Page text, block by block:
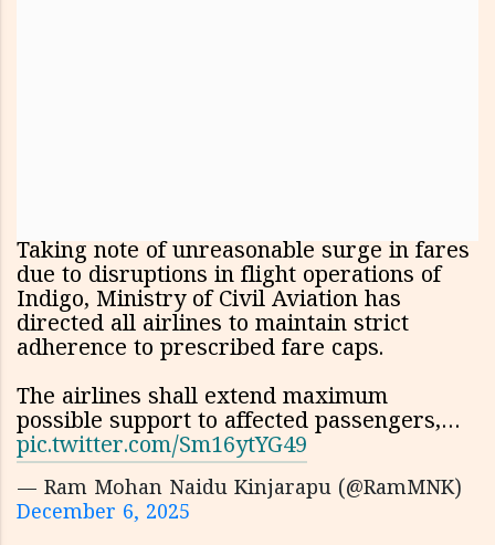
Taking note of unreasonable surge in fares
due to disruptions in flight operations of
Indigo, Ministry of Civil Aviation has
directed all airlines to maintain strict
adherence to prescribed fare caps.
The airlines shall extend maximum
possible support to affected passengers,…
pic.twitter.com/Sm16ytYG49
— Ram Mohan Naidu Kinjarapu (@RamMNK)
December 6, 2025